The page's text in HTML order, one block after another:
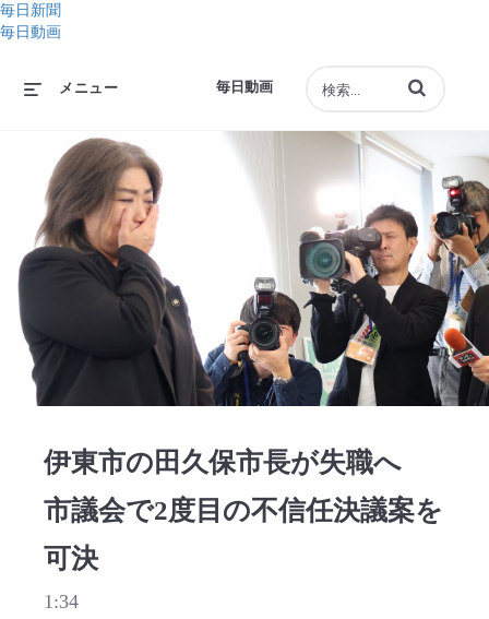
毎日新聞
毎日動画
毎日動画
メニュー 動画の検索語句
Play
伊東市の田久保市長が失職へ
市議会で2度目の不信任決議案を
可決
1:34